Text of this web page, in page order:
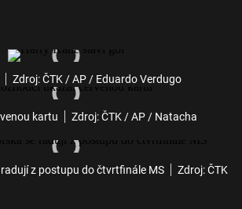
Zdroj: ČTK / AP / Eduardo Verdugo
kartu
Zdroj: ČTK / AP / Natacha
z postupu do čtvrtfinále MS Zdroj: ČTK